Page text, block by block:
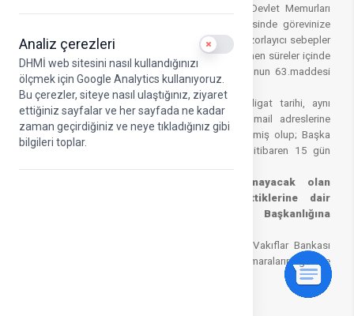
Analiz çerezleri Use setting
DHMİ web sitesini nasıl kullandığınızı
ölçmek için Google Analytics kullanıyoruz.
Bu çerezler, siteye nasıl ulaştığınız, ziyaret
ettiğiniz sayfalar ve her sayfada ne kadar
zaman geçirdiğiniz ve neye tıkladığınız gibi
bilgileri toplar.
Elektronik Tebligat Yönetmeliği ve 657 Sayılı Devlet Memurları
Kanununun 62. Maddesinde belirtilen süre içerisinde görevinize
başlamanız zorunludur. Belge ile ispatı mümkün zorlayıcı sebepler
olmaksızın söz konusu madde hükmünde belirlenen süreler içinde
görevlerine başlamayanların atamaları, aynı Kanunun 63.maddesi
gereğince iptal edilecektir.
Elektronik Tebligat Yönetmeliği gereğince tebligat tarihi, aynı
yerdeki görevlere atanan adayların tebligatın mail adreslerine
ulaştığı tarihi izleyen beşinci gün olarak belirlenmiş olup; Başka
yerdeki görevlere atananlar tebligat tarihinden itibaren 15 gün
içerisinde işe başlamak zorundadır.
NOT: Atandıkları halde göreve başlamayacak olan
adayların atama hakkından feragat ettiklerine dair
dilekçelerini İnsan Kaynakları Dairesi Başkanlığına
Ataması yapılan personelin herhangi bir Vakıflar Bankası
Şubesinde maaş hesabı açtırmaları ve IBAN numaralarını göreve